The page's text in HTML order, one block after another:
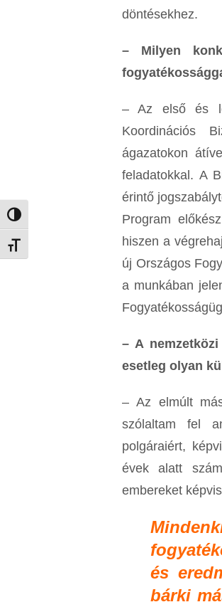
Nagy kontraszt váltása
Betűméret váltása
döntésekhez.
– Milyen
– Az első és
Koordinációs
ágazatokon
feladatokkal. A
érintő
Program
hiszen a
új Országos
a munkában
– A
esetleg olyan
– Az elmúlt
szólaltam fel
polgáraiért,
évek alatt
embereket
és
bárki